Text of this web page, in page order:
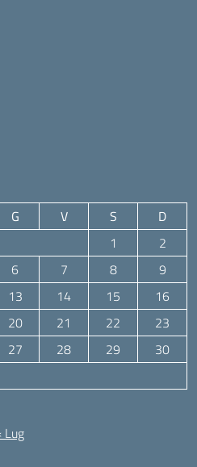
G V S
D
1
2
6 7 8
9
13 14 15
16
20 21 22
23
27 28 29
30
Lug